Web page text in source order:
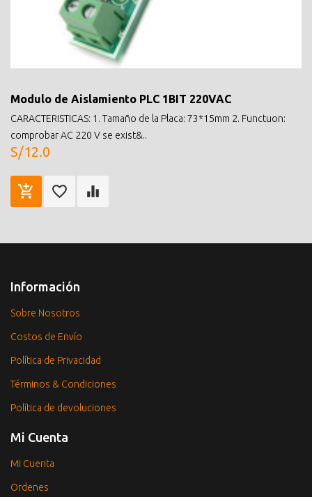
Modulo de Aislamiento PLC 1BIT 220VAC
CARACTERISTICAS: 1. Tamaño de la Placa: 73*15mm 2. Functuon:
comprobar AC 220 V se exist&..
S/12.0
Información
Sobre Nosotros
Costos de Envío
Política de Privacidad
Términos & Condiciones
Política de devoluciones
Mi Cuenta
Mi Cuenta
Ordenes